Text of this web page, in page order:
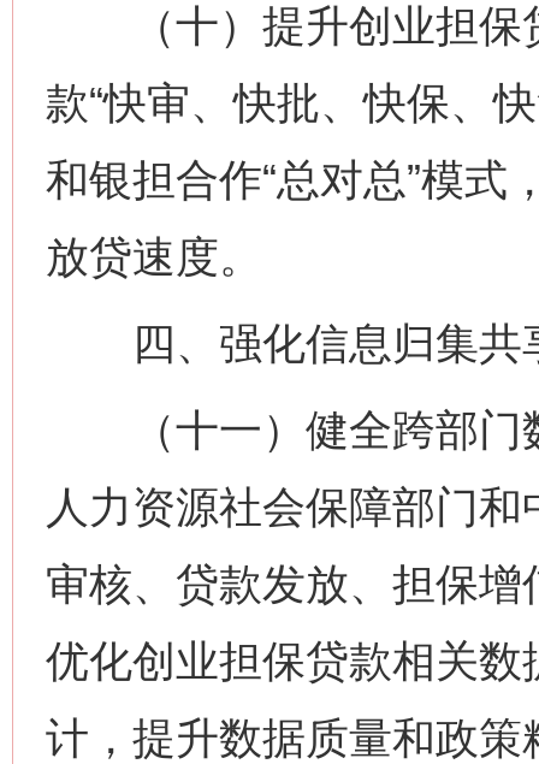
（十）提升创业担保
款“快审、快批、快保、
和银担合作“总对总”模式
放贷速度。
四、强化信息归集
（十一）健全跨部门
人力资源社会保障部门
审核、贷款发放、担保
优化创业担保贷款相关
计，提升数据质量和政